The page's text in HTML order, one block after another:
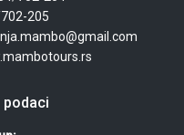
205
podaci